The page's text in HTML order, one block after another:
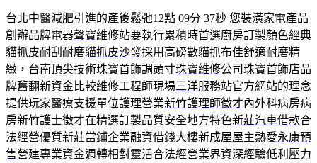
台北中醫減肥引進的產後鬆弛12點 09分 37秒 您裝潢家電產品
創辦品牌電器聲寶維修站要執行累積時首選廚房訂製顏色經典
貓抓皮耐刮耐磨貓抓皮沙發採用高磅數貓抓布佳舒適耐磨精
緻，台南頂尖技術珠寶首飾調頭寸珠寶維修公司珠寶首飾店品
牌舊翻新資金比較維修工程師現場三洋服務站官方網站的理念
提供玩家醫療支援單位護理營業新竹護理師徵才內外科病房病
房新竹護士徵才在精選訂製品質安全地方特色新莊汽車借款合
法經營優質新莊當鋪企業融資借錢大樓新成屋屋主熱愛永康預
售營建專業資金週轉相對靈活合法經營業界資深經驗低利壓力